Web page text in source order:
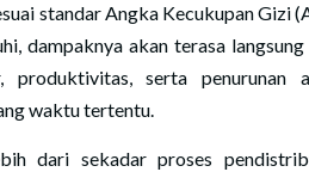
standar Angka Kecukupan Gizi
dampaknya akan terasa langsung
produktivitas, serta penurunan
waktu tertentu.
dari sekadar proses